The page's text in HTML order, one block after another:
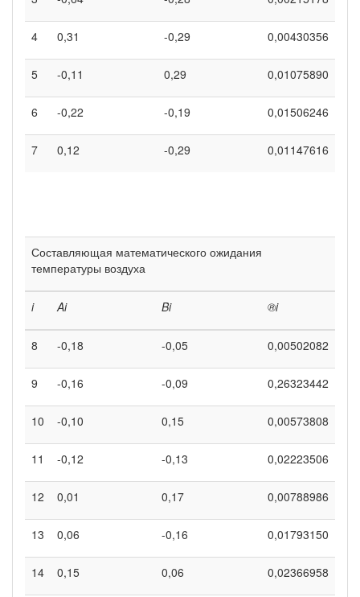
4 0,31 -0,29 0,00430356
5 -0,11 0,29 0,01075890
6 -0,22 -0,19 0,01506246
7 0,12 -0,29 0,01147616
Составляющая математического ожидания
температуры воздуха
i Ai Bi ®i
8 -0,18 -0,05 0,00502082
9 -0,16 -0,09 0,26323442
10 -0,10 0,15 0,00573808
11 -0,12 -0,13 0,02223506
12 0,01 0,17 0,00788986
13 0,06 -0,16 0,01793150
14 0,15 0,06 0,02366958